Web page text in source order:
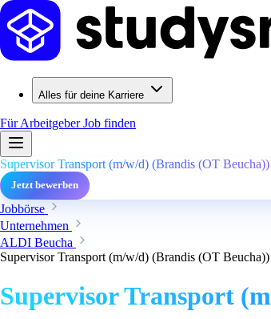
Alles für deine Karriere
Für ArbeitgeberJob finden
Supervisor Transport (m/w/d) (Brandis (OT Beucha))
Jetzt bewerben
Jobbörse
Unternehmen
ALDI Beucha
Supervisor Transport (m/w/d) (Brandis (OT Beucha))
Supervisor Transport